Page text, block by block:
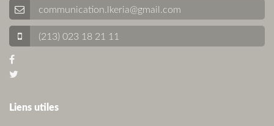
communication.lkeria@gmail.com
(213) 023 18 21 11
Liens utiles